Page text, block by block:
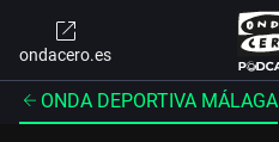
ondacero.es
ONDA DEPORTIVA MÁLAGA